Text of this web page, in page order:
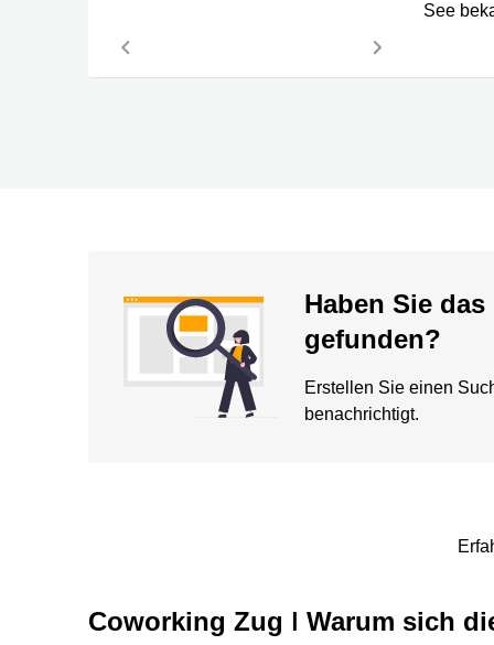
See
Haben Sie
gefunden?
Erstellen Sie einen
benachrichtigt.
Coworking Zug ǀ Warum sich